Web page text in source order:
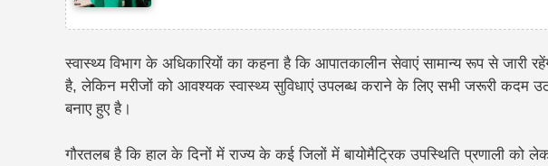
स्वास्थ्य विभाग के अधिकारियों का कहना है कि आपातकालीन सेवाएं सामान्य रूप से जारी
है, लेकिन मरीजों को आवश्यक स्वास्थ्य सुविधाएं उपलब्ध कराने के लिए सभी जरूरी कदम
बनाए हुए है।
गौरतलब है कि हाल के दिनों में राज्य के कई जिलों में बायोमैट्रिक उपस्थिति प्रणाली को